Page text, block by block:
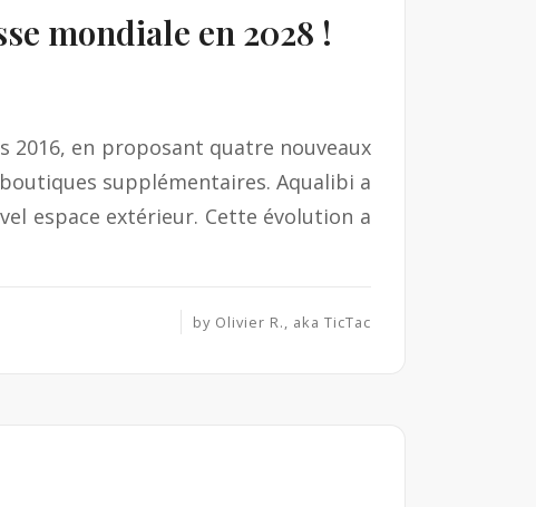
mondiale en 2028 !
2016, en proposant quatre nouveaux
supplémentaires. Aqualibi a
espace extérieur. Cette évolution a
by Olivier R., aka TicTac